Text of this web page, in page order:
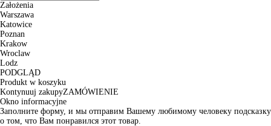
Założenia
Warszawa
Katowice
Poznan
Krakow
Wroclaw
Lodz
PODGLĄD
Produkt w koszyku
Kontynuuj zakupyZAMÓWIENIE
Okno informacyjne
Заполните форму, и мы отправим Вашему любимому человеку подсказку
о том, что Вам понравился этот товар.